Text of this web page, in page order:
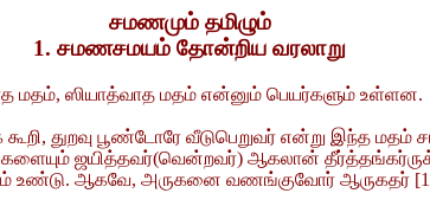
சமணமும் தமிழும்
1. சமணசமயம் தோன்றிய வரலாறு
ஸியாத்வாத மதம் என்னும் பெயர்களும் உள்ளன.
துறவு பூண்டோரே வீடுபெறுவர் என்று இந்த மதம்
ஜயித்தவர்(வென்றவர்) ஆகலான்
உண்டு. ஆகவே, அருகனை வணங்குவோர் ஆருகதர்